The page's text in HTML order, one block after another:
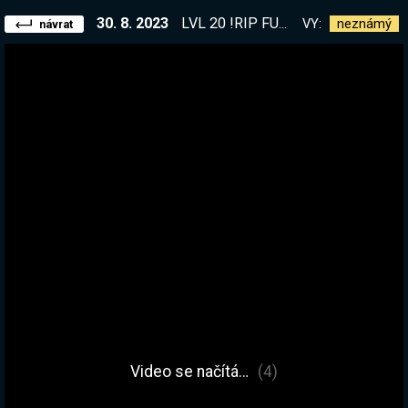
návrat 30. 8. 2023 LVL 20 !RIP FURT ŽIJU! Oficiální WoW HC server - Stitches. | !kniha VY: neznámý
Video se načítá… (4)